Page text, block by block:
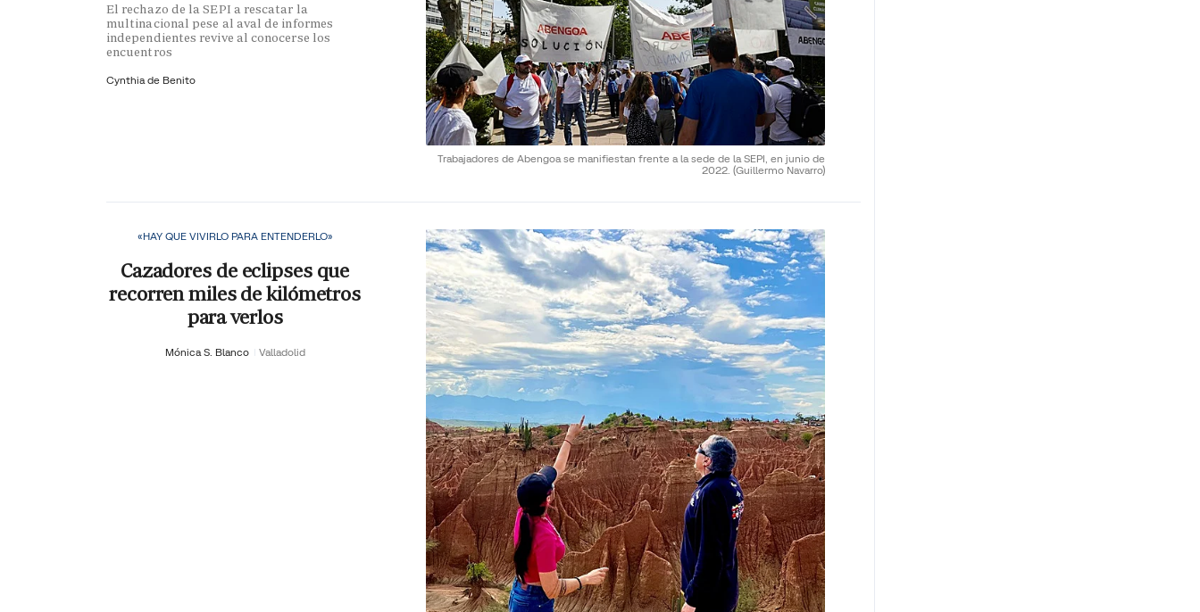
Trabajadores de Abengoa se manifiestan frente a la sede de la SEPI, en junio de
2022. (Guillermo Navarro)
El rechazo de la SEPI a rescatar la
multinacional pese al aval de informes
independientes revive al conocerse los
encuentros
Cynthia de Benito
«HAY QUE VIVIRLO PARA ENTENDERLO»
Cazadores de eclipses que
recorren miles de kilómetros
para verlos
Mónica S. Blanco Valladolid